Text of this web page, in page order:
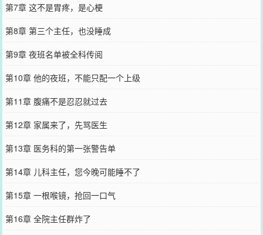
第7章 这不是胃疼，是心梗
第8章 第三个主任，也没睡成
第9章 夜班名单被全科传阅
第10章 他的夜班，不能只配一个上级
第11章 腹痛不是忍忍就过去
第12章 家属来了，先骂医生
第13章 医务科的第一张警告单
第14章 儿科主任，您今晚可能睡不了
第15章 一根喉镜，抢回一口气
第16章 全院主任群炸了